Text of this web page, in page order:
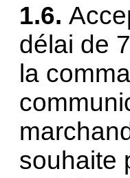
1.6.
délai de
la
souhaite